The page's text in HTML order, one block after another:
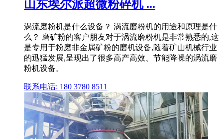
山东埃尔派超微粉碎机 ...
涡流磨粉机是什么设备？ 涡流磨粉机的用途和原理是什
么？ 磨矿粉的客户朋友对于涡流磨粉机是非常熟悉的,这
是专用于粉磨非金属矿粉的磨机设备,随着矿山机械行业
的迅猛发展,呈现出了很多高产高效、节能降噪的涡流磨
粉机设备。
联系电话: 180 3780 8511